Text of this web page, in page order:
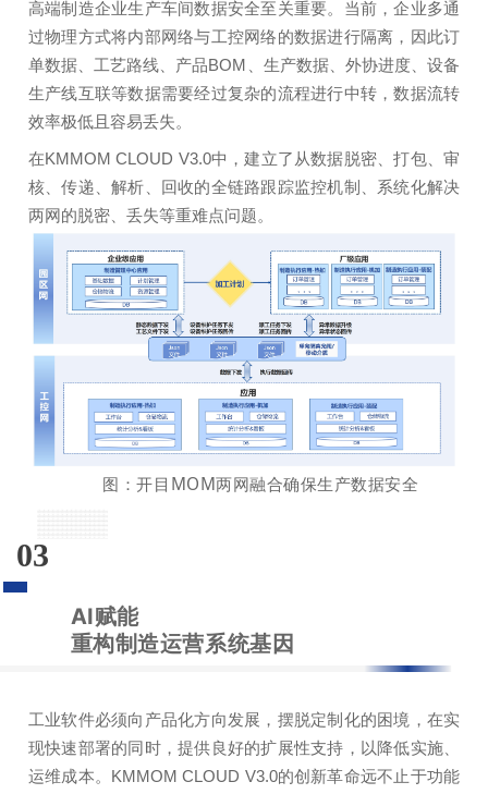
高端制造企业生产车间数据安全至关重要。当前，企业多通
过物理方式将内部网络与工控网络的数据进行隔离，因此订
单数据、工艺路线、产品BOM、生产数据、外协进度、设备
生产线互联等数据需要经过复杂的流程进行中转，数据流转
效率极低且容易丢失。
在KMMOM CLOUD V3.0中，建立了从数据脱密、打包、审
核、传递、解析、回收的全链路跟踪监控机制、系统化解决
两网的脱密、丢失等重难点问题。
图：开目MOM两网融合确保生产数据安全
03
AI赋能
重构制造运营系统基因
工业软件必须向产品化方向发展，摆脱定制化的困境，在实
现快速部署的同时，提供良好的扩展性支持，以降低实施、
运维成本。KMMOM CLOUD V3.0的创新革命远不止于功能